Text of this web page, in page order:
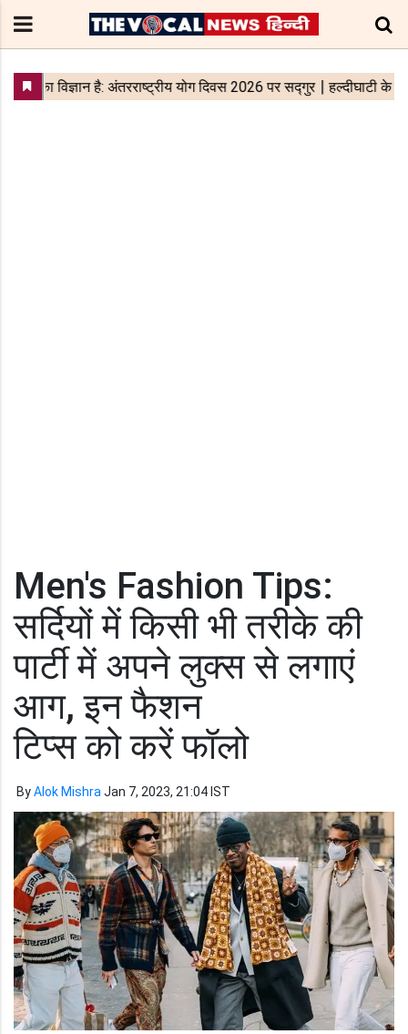
Men's Fashion Tips:
सर्दियों में किसी भी तरीके की
पार्टी में अपने लुक्स से लगाएं
आग, इन फैशन
टिप्स को करें फॉलो
ByAlok Mishra Jan 7, 2023, 21:04 IST